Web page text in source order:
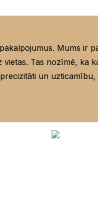
Mums ir
Tas nozīmē, ka
un